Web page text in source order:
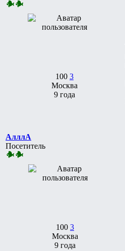
100 3
Москва
9 года
АлллА
Посетитель
100 3
Москва
9 года